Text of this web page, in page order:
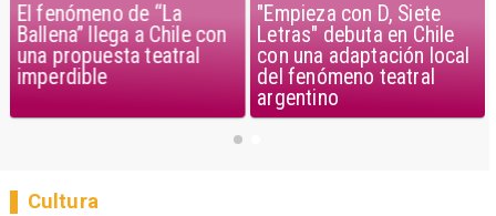
El fenómeno de “La
Ballena” llega a Chile con
una propuesta teatral
imperdible
"Empieza con D, Siete
Letras" debuta en Chile
con una adaptación local
del fenómeno teatral
argentino
Cultura